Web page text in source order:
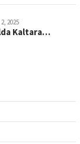
2025
Kaltara…